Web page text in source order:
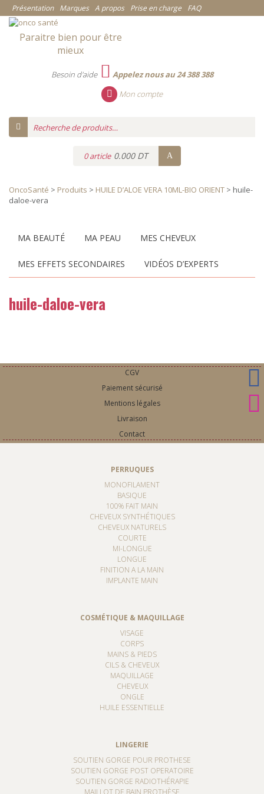
Présentation Marques A propos Prise en charge FAQ
Paraitre bien pour être
mieux
Besoin d'aide
Appelez nous au 24 388 388
Mon compte
0 article 0.000 DT
OncoSanté > Produits > HUILE D’ALOE VERA 10ML-BIO ORIENT > huile-
daloe-vera
MA BEAUTÉ MA PEAU MES CHEVEUX
MES EFFETS SECONDAIRES VIDÉOS D’EXPERTS
huile-daloe-vera
CGV
Paiement sécurisé
Mentions légales
Livraison
Contact
PERRUQUES
MONOFILAMENT
BASIQUE
100% FAIT MAIN
CHEVEUX SYNTHÉTIQUES
CHEVEUX NATURELS
COURTE
MI-LONGUE
LONGUE
FINITION A LA MAIN
IMPLANTE MAIN
COSMÉTIQUE & MAQUILLAGE
VISAGE
CORPS
MAINS & PIEDS
CILS & CHEVEUX
MAQUILLAGE
CHEVEUX
ONGLE
HUILE ESSENTIELLE
LINGERIE
SOUTIEN GORGE POUR PROTHESE
SOUTIEN GORGE POST OPERATOIRE
SOUTIEN GORGE RADIOTHÉRAPIE
MAILLOT DE BAIN PROTHÈSE